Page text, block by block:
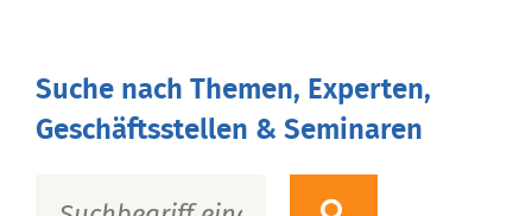
Suche nach Themen, Experten,
Geschäftsstellen & Seminaren